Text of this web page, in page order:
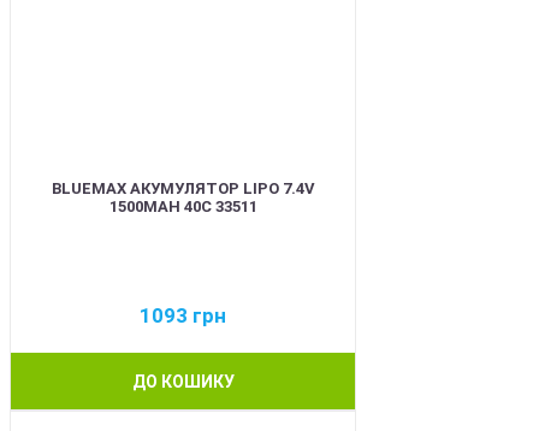
BLUEMAX АКУМУЛЯТОР LIPO 7.4V
1500MAH 40C 33511
1093 грн
ДО КОШИКУ